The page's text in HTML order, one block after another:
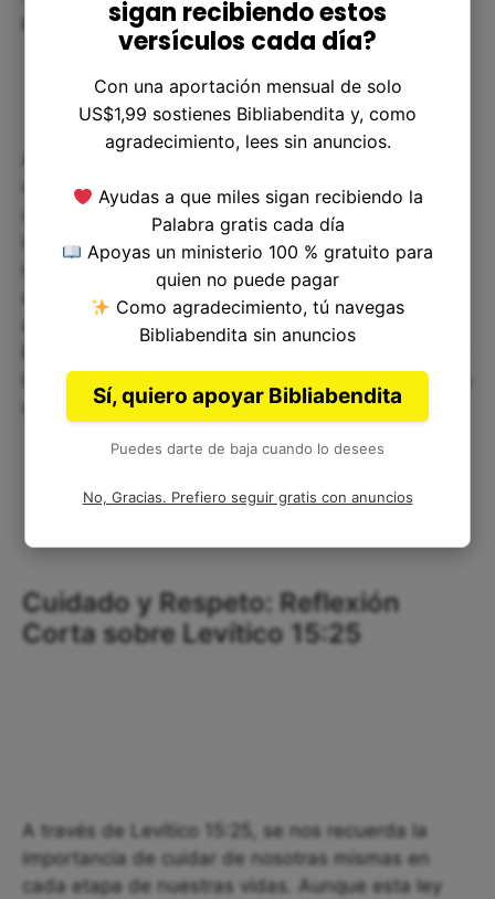
perjudicial para nosotros.
Aunque la ley de Levítico 15:25 puede parecer
obsoleta en la actualidad, podemos aprender
algunas enseñanzas valiosas de ella. Esta ley nos
invita a reflexionar sobre la importancia de
mantener una buena higiene personal y cuidado
de nuestro cuerpo, y a mantenernos alejados de
aquello que pueda ser perjudicial para nosotros.
la Biblia adecuadamente y aplicar sus enseñanzas
de manera sabia y consciente.
Cuidado y Respeto: Reflexión
Corta sobre Levítico 15:25
A través de Levítico 15:25, se nos recuerda la
importancia de cuidar de nosotras mismas en
cada etapa de nuestras vidas. Aunque esta ley
sigan recibiendo estos
versículos cada día?
Con una aportación mensual de solo
US$1,99 sostienes Bibliabendita y, como
agradecimiento, lees sin anuncios.
Ayudas a que miles sigan recibiendo la
Palabra gratis cada día
Apoyas un ministerio 100 % gratuito para
quien no puede pagar
Como agradecimiento, tú navegas
Bibliabendita sin anuncios
Sí, quiero apoyar Bibliabendita
Puedes darte de baja cuando lo desees
No, Gracias. Prefiero seguir gratis con anuncios